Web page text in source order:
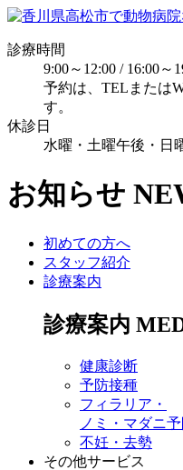
診療時間
9:00～12:00 / 16:00～
予約は、TELまたは
す。
休診日
水曜・土曜午後・日
お知らせ
初めての方へ
スタッフ紹介
診療案内
診療案内
健康診断
予防接種
フィラリア・
ノミ・マダニ
不妊・去勢
その他サービス